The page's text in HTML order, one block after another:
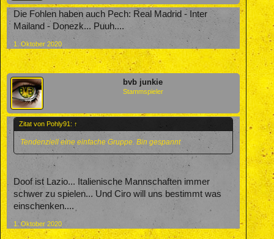
Die Fohlen haben auch Pech: Real Madrid - Inter
Mailand - Donezk... Puuh....
1. Oktober 2020
bvb junkie
Stammspieler
Zitat von Pohly91: ↑
Tendenziell eine einfache Gruppe. Bin gespannt
Doof ist Lazio... Italienische Mannschaften immer
schwer zu spielen... Und Ciro will uns bestimmt was
einschenken....
1. Oktober 2020